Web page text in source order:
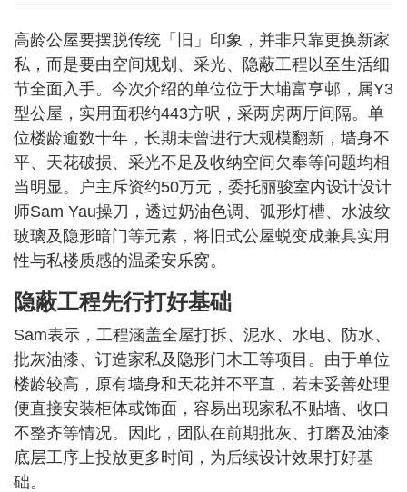
高龄公屋要摆脱传统「旧」印象，并非只靠更换新家
私，而是要由空间规划、采光、隐蔽工程以至生活细
节全面入手。今次介绍的单位位于大埔富亨邨，属Y3
型公屋，实用面积约443方呎，采两房两厅间隔。单
位楼龄逾数十年，长期未曾进行大规模翻新，墙身不
平、天花破损、采光不足及收纳空间欠奉等问题均相
当明显。户主斥资约50万元，委托丽骏室内设计设计
师Sam Yau操刀，透过奶油色调、弧形灯槽、水波纹
玻璃及隐形暗门等元素，将旧式公屋蜕变成兼具实用
性与私楼质感的温柔安乐窝。
隐蔽工程先行打好基础
Sam表示，工程涵盖全屋打拆、泥水、水电、防水、
批灰油漆、订造家私及隐形门木工等项目。由于单位
楼龄较高，原有墙身和天花并不平直，若未妥善处理
便直接安装柜体或饰面，容易出现家私不贴墙、收口
不整齐等情况。因此，团队在前期批灰、打磨及油漆
底层工序上投放更多时间，为后续设计效果打好基
础。